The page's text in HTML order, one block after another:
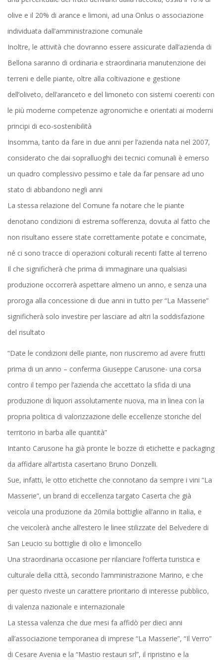
olive e il 20% di arance e limoni, ad una Onlus o associazione
individuata dall’amministrazione comunale
Inoltre, le attività che dovranno essere assicurate dall’azienda di
Bellona saranno di ordinaria e straordinaria manutenzione dei
terreni e delle piante, oltre alla coltivazione e gestione
dell’oliveto, dell’aranceto e del limoneto con sistemi coerenti con
le più moderne competenze agronomiche e orientati ai moderni
principi di eco-sostenibilità
Insomma, tanto da fare in due anni per l’azienda nata nel 2007,
considerato che dai sopralluoghi dei tecnici comunali è emerso
un quadro complessivo pessimo e tale da far pensare ad uno
stato di abbandono negli anni
La stessa relazione del Comune fa notare che le piante
denotano condizioni di estrema sofferenza, dovuta al fatto che
non risultano essere state correttamente potate e concimate,
né ci sono tracce di operazioni colturali recenti fatte al terreno
Il che significherà che prima di immaginare una qualsiasi
produzione occorrerà aspettare almeno un anno, e senza una
proroga alla concessione di due anni in tutto per “La Masserie”
significherà solo investire per lasciare ad altri la soddisfazione
del risultato
“Date le condizioni delle piante, non riusciremo ad avere frutti
prima di un anno – conferma Giuseppe Carusone- una corsa
contro il tempo per l’azienda che accettato la sfida di una
produzione di liquori assolutamente nuova, ma in linea con la
propria politica di valorizzazione delle eccellenze storiche del
territorio in barba alle quantità”
Intanto Carusone ha già pronte le bozze di etichette e packaging
da affidare all’artista casertano Bruno Donzelli.
Sue, infatti, le otto etichette che connotano da sempre i vini “La
Masserie”, un brand di eccellenza targato Caserta che già
veicola una produzione da 20mila bottiglie all’anno in Italia, e
che veicolerà anche all’estero le linee stilizzate del Belvedere di
San Leucio su bottiglie di olio e limoncello
Una straordinaria occasione per rilanciare l’offerta turistica e
culturale della città, secondo l’amministrazione Marino, e che
per questo riveste un carattere prioritario di interesse pubblico,
di valenza nazionale e internazionale
La stessa valenza che due mesi fa affidò per dieci anni
all’associazione temporanea di imprese “La Masserie”, “Il Verro”
di Cesare Avenia e la “Mastio restauri srl”, il ripristino e la